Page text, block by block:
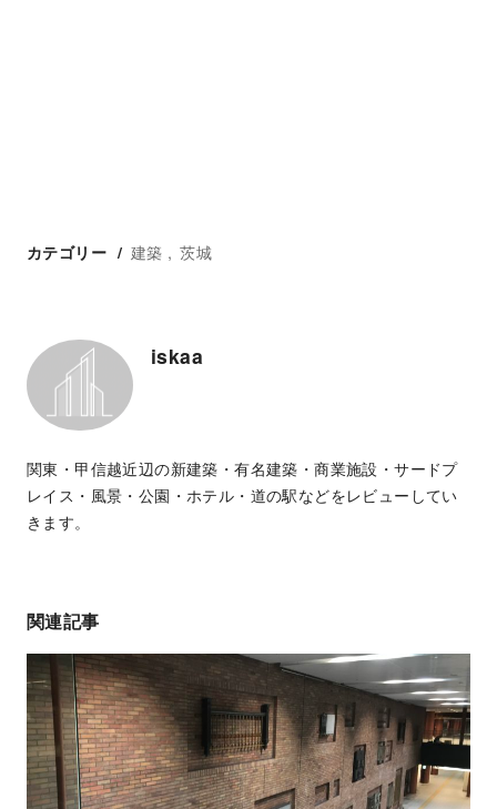
カテゴリー 建築 茨城
iskaa
関東・甲信越近辺の新建築・有名建築・商業施設・サードプ
レイス・風景・公園・ホテル・道の駅などをレビューしてい
きます。
関連記事